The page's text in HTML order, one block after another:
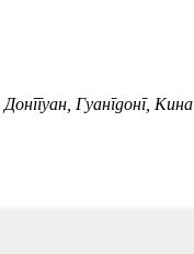
Гуангдонг, Кина